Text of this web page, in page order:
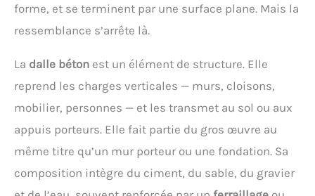
forme, et se terminent par une surface plane. Mais la
ressemblance s’arrête là.
La dalle béton est un élément de structure. Elle
reprend les charges verticales — murs, cloisons,
mobilier, personnes — et les transmet au sol ou aux
appuis porteurs. Elle fait partie du gros œuvre au
même titre qu’un mur porteur ou une fondation. Sa
composition intègre du ciment, du sable, du gravier